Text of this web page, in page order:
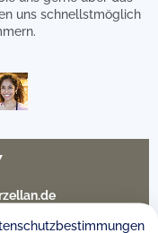
uns schnellstmöglich